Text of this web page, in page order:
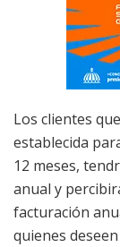
Los clientes
establecida
12 meses,
anual y
facturación
quienes